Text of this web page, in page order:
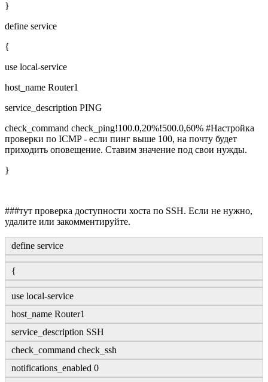
}
define service
{
use local-service
host_name Router1
service_description PING
check_command check_ping!100.0,20%!500.0,60% #Настройка
проверки по ICMP - если пинг выше 100, на почту будет
приходить оповещение. Ставим значение под свои нужды.
}
###тут проверка доступности хоста по SSH. Если не нужно,
удалите или закомментируйте.
define service
{
use local-service
host_name Router1
service_description SSH
check_command check_ssh
notifications_enabled 0